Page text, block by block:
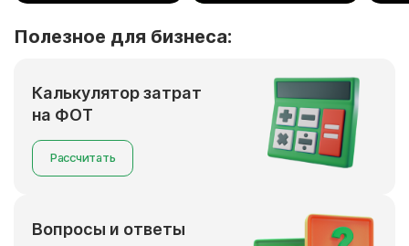
Полезное для бизнеса:
Калькулятор затрат
на ФОТ
Рассчитать
Вопросы и ответы